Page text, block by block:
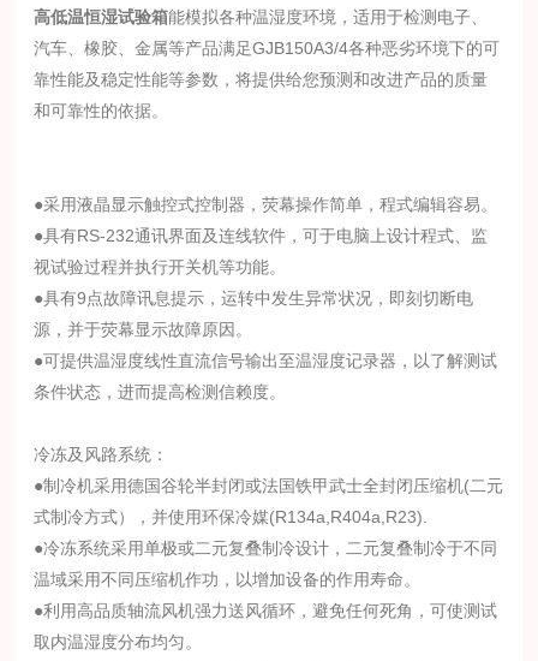
高低温恒湿试验箱能模拟各种温湿度环境，适用于检测电子、
汽车、橡胶、金属等产品满足GJB150A3/4各种恶劣环境下的可
靠性能及稳定性能等参数，将提供给您预测和改进产品的质量
和可靠性的依据。
●采用液晶显示触控式控制器，荧幕操作简单，程式编辑容易。
●具有RS-232通讯界面及连线软件，可于电脑上设计程式、监
视试验过程并执行开关机等功能。
●具有9点故障讯息提示，运转中发生异常状况，即刻切断电
源，并于荧幕显示故障原因。
●可提供温湿度线性直流信号输出至温湿度记录器，以了解测试
条件状态，进而提高检测信赖度。
冷冻及风路系统：
●制冷机采用德国谷轮半封闭或法国铁甲武士全封闭压缩机(二元
式制冷方式），并使用环保冷媒(R134a,R404a,R23).
●冷冻系统采用单极或二元复叠制冷设计，二元复叠制冷于不同
温域采用不同压缩机作功，以增加设备的作用寿命。
●利用高品质轴流风机强力送风循环，避免任何死角，可使测试
取内温湿度分布均匀。